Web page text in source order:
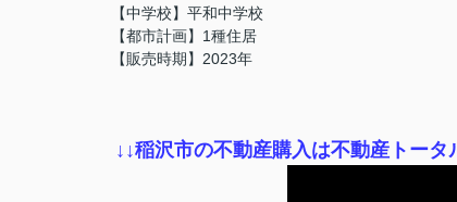
【中学校】平和中学校
【都市計画】1種住居
【販売時期】2023年
↓ ↓稲沢市の不動産購入は不動産トータ